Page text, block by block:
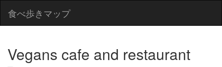
食べ歩きマップ
Vegans cafe and restaurant